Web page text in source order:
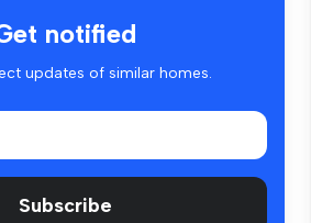
notified
updates of similar homes.
Subscribe